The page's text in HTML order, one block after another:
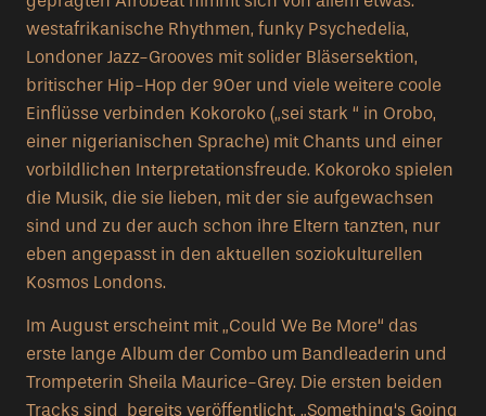
westafrikanische Rhythmen, funky Psychedelia,
Londoner Jazz-Grooves mit solider Bläsersektion,
britischer Hip-Hop der 90er und viele weitere coole
Einflüsse verbinden Kokoroko („sei stark “ in Orobo,
einer nigerianischen Sprache) mit Chants und einer
vorbildlichen Interpretationsfreude. Kokoroko spielen
die Musik, die sie lieben, mit der sie aufgewachsen
sind und zu der auch schon ihre Eltern tanzten, nur
eben angepasst in den aktuellen soziokulturellen
Kosmos Londons.
Im August erscheint mit „Could We Be More“ das
erste lange Album der Combo um Bandleaderin und
Trompeterin Sheila Maurice-Grey. Die ersten beiden
Tracks sind bereits veröffentlicht, „Something‘s Going